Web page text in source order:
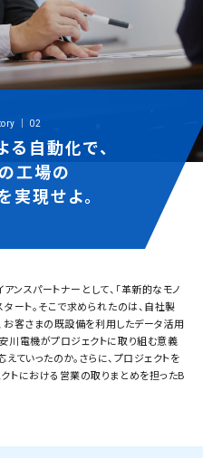
ory 02
る 自動化で、
の工場の
実現せよ。
ンスパートナーとして、「革新的なモノ
ート。そこで求められたのは、自社製
お客さまの既設備を利用したデータ活用
川電機がプロジェクトに取り組む意義
ていったのか。さらに、プロジェクトを
トにおける営業の取りまとめを担ったB